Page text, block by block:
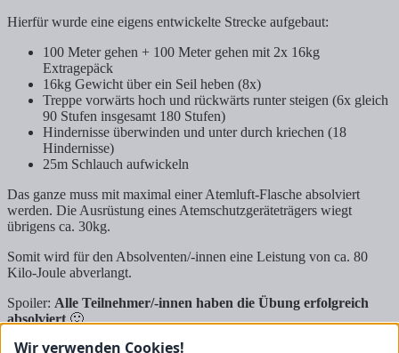
Hierfür wurde eine eigens entwickelte Strecke aufgebaut:
100 Meter gehen + 100 Meter gehen mit 2x 16kg
Extragepäck
16kg Gewicht über ein Seil heben (8x)
Treppe vorwärts hoch und rückwärts runter steigen (6x gleich
90 Stufen insgesamt 180 Stufen)
Hindernisse überwinden und unter durch kriechen (18
Hindernisse)
25m Schlauch aufwickeln
Das ganze muss mit maximal einer Atemluft-Flasche absolviert
werden. Die Ausrüstung eines Atemschutzgeräteträgers wiegt
übrigens ca. 30kg.
Somit wird für den Absolventen/-innen eine Leistung von ca. 80
Kilo-Joule abverlangt.
Spoiler: Alle Teilnehmer/-innen haben die Übung erfolgreich
absolviert🙂
* Dieser Nachweis wird abverlangt um die Fitness eines
Wir verwenden Cookies!